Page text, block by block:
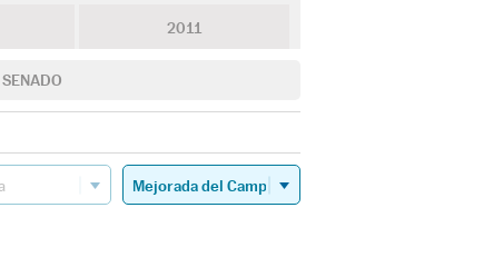
2011
SENADO